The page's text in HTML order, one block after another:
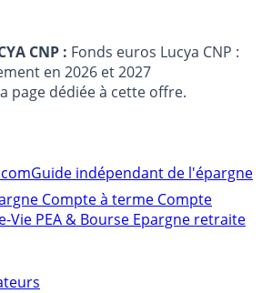
CNP : Fonds euros Lucya CNP :
en 2026 et 2027
page dédiée à cette offre.
Guide indépendant de l'épargne
Compte à terme Compte
Vie PEA & Bourse Epargne retraite